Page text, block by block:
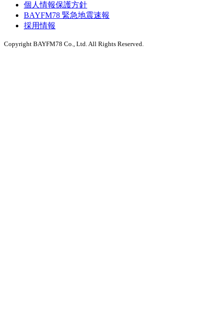
個人情報保護方針
BAYFM78 緊急地震速報
採用情報
Copyright BAYFM78 Co., Ltd. All Rights Reserved.